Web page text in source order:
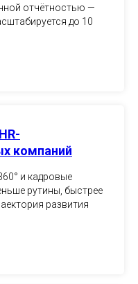
отчётностью —
до 10
компаний
и кадровые
рутины, быстрее
развития